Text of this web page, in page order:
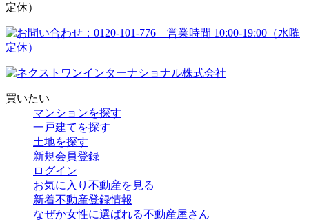
買いたい
マンションを探す
一戸建てを探す
土地を探す
新規会員登録
ログイン
お気に入り不動産を見る
新着不動産登録情報
なぜか女性に選ばれる不動産屋さん